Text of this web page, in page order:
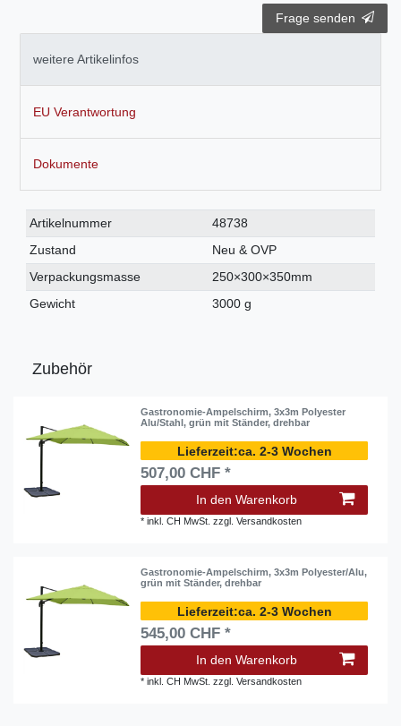
Frage senden
weitere Artikelinfos
EU Verantwortung
Dokumente
Technisches
Merkmal
Wert
Artikelnummer
48738
Zustand
Neu & OVP
Verpackungsmasse
250×300×350mm
Gewicht
3000 g
Zubehör
Gastronomie-Ampelschirm, 3x3m Polyester
Alu/Stahl, grün mit Ständer, drehbar
ca. 2-3 Wochen
507,00 CHF *
In den Warenkorb
*inkl. CH MwSt. zzgl.Versandkosten
Gastronomie-Ampelschirm, 3x3m Polyester/Alu,
grün mit Ständer, drehbar
ca. 2-3 Wochen
545,00 CHF *
In den Warenkorb
*inkl. CH MwSt. zzgl.Versandkosten